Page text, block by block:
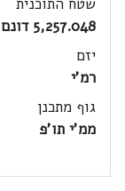
5,257.048 דונם
יזם
רמ'י
גוף מתכנן
ממ'י תו'פ